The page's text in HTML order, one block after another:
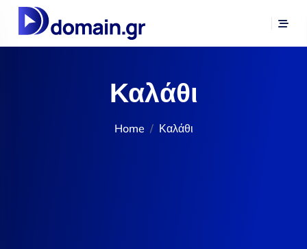
Καλάθι
Home Καλάθι